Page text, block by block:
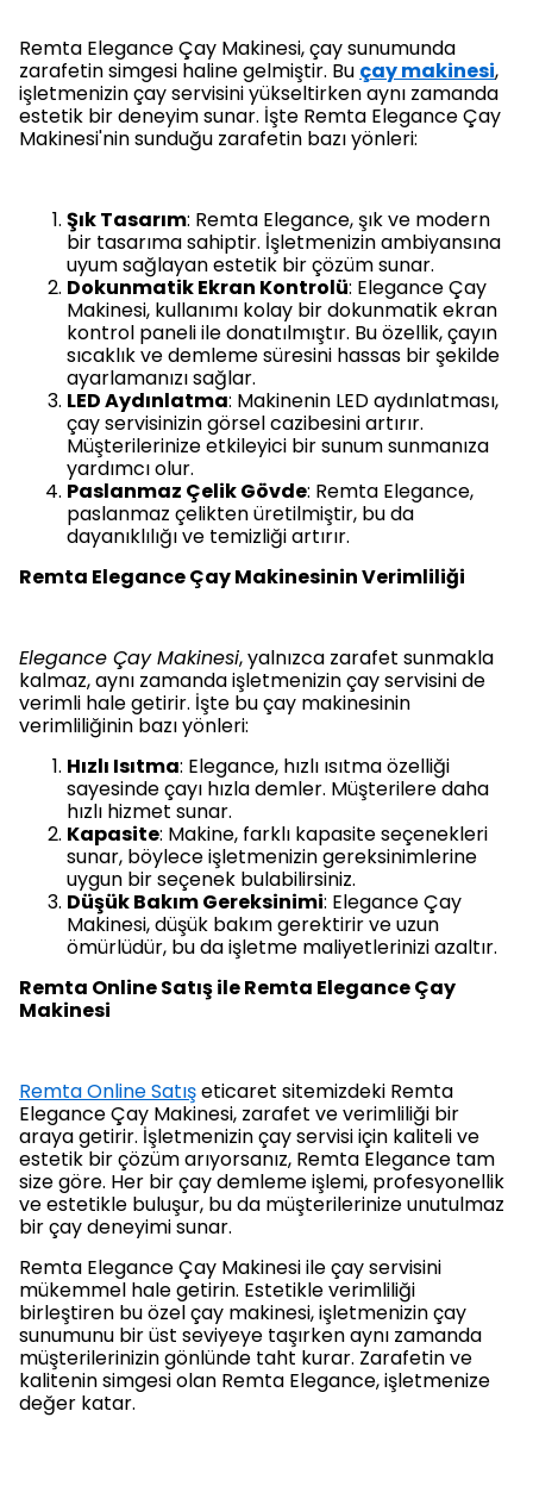
Remta Elegance Çay Makinesi, çay sunumunda
zarafetin simgesi haline gelmiştir. Bu çay makinesi,
işletmenizin çay servisini yükseltirken aynı zamanda
estetik bir deneyim sunar. İşte Remta Elegance Çay
Makinesi'nin sunduğu zarafetin bazı yönleri:
Şık Tasarım: Remta Elegance, şık ve modern
bir tasarıma sahiptir. İşletmenizin ambiyansına
uyum sağlayan estetik bir çözüm sunar.
Dokunmatik Ekran Kontrolü: Elegance Çay
Makinesi, kullanımı kolay bir dokunmatik ekran
kontrol paneli ile donatılmıştır. Bu özellik, çayın
sıcaklık ve demleme süresini hassas bir şekilde
ayarlamanızı sağlar.
LED Aydınlatma: Makinenin LED aydınlatması,
çay servisinizin görsel cazibesini artırır.
Müşterilerinize etkileyici bir sunum sunmanıza
yardımcı olur.
Paslanmaz Çelik Gövde: Remta Elegance,
paslanmaz çelikten üretilmiştir, bu da
dayanıklılığı ve temizliği artırır.
Remta Elegance Çay Makinesinin Verimliliği
Elegance Çay Makinesi, yalnızca zarafet sunmakla
kalmaz, aynı zamanda işletmenizin çay servisini de
verimli hale getirir. İşte bu çay makinesinin
verimliliğinin bazı yönleri:
Hızlı Isıtma: Elegance, hızlı ısıtma özelliği
sayesinde çayı hızla demler. Müşterilere daha
hızlı hizmet sunar.
Kapasite: Makine, farklı kapasite seçenekleri
sunar, böylece işletmenizin gereksinimlerine
uygun bir seçenek bulabilirsiniz.
Düşük Bakım Gereksinimi: Elegance Çay
Makinesi, düşük bakım gerektirir ve uzun
ömürlüdür, bu da işletme maliyetlerinizi azaltır.
Remta Online Satış ile Remta Elegance Çay
Makinesi
Remta Online Satışeticaret sitemizdeki Remta
Elegance Çay Makinesi, zarafet ve verimliliği bir
araya getirir. İşletmenizin çay servisi için kaliteli ve
estetik bir çözüm arıyorsanız, Remta Elegance tam
size göre. Her bir çay demleme işlemi, profesyonellik
ve estetikle buluşur, bu da müşterilerinize unutulmaz
bir çay deneyimi sunar.
Remta Elegance Çay Makinesi ile çay servisini
mükemmel hale getirin. Estetikle verimliliği
birleştiren bu özel çay makinesi, işletmenizin çay
sunumunu bir üst seviyeye taşırken aynı zamanda
müşterilerinizin gönlünde taht kurar. Zarafetin ve
kalitenin simgesi olan Remta Elegance, işletmenize
değer katar.